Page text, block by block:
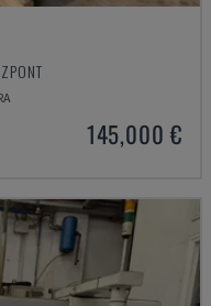
145,000 €